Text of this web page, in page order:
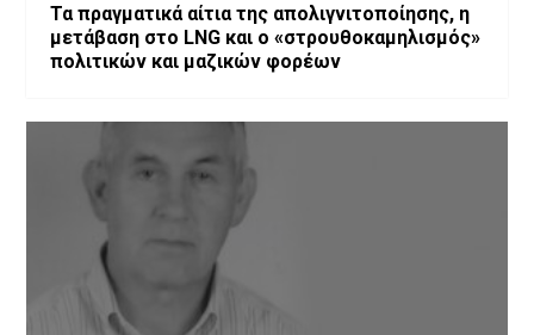
Τα πραγματικά αίτια της απολιγνιτοποίησης, η
μετάβαση στο LNG και ο «στρουθοκαμηλισμός»
πολιτικών και μαζικών φορέων